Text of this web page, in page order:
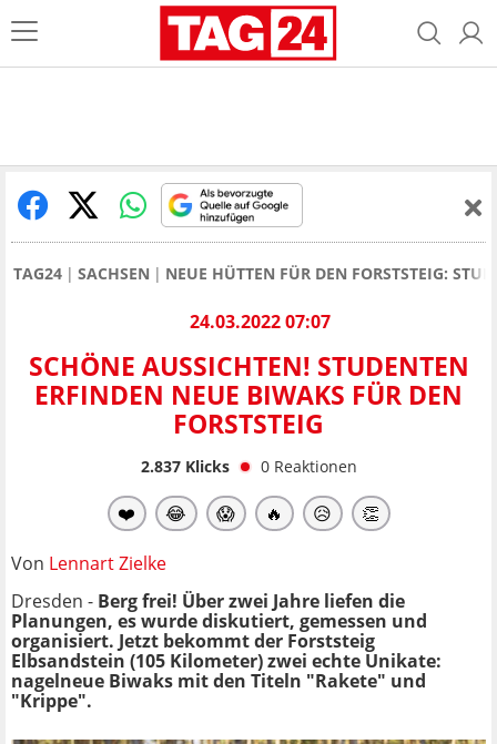
TAG24 SACHSEN NEUE HÜTTEN FÜR DEN FORSTSTEIG:
24.03.2022 07:07
SCHÖNE AUSSICHTEN! STUDENTEN
ERFINDEN NEUE BIWAKS FÜR DEN
FORSTSTEIG
2.837Klicks 0 Reaktionen
❤️ 😂 😱 🔥 😥 👏
Von Lennart Zielke
Dresden - Berg frei! Über zwei Jahre liefen die
Planungen, es wurde diskutiert, gemessen und
organisiert. Jetzt bekommt der Forststeig
Elbsandstein (105 Kilometer) zwei echte Unikate:
nagelneue Biwaks mit den Titeln "Rakete" und
"Krippe".